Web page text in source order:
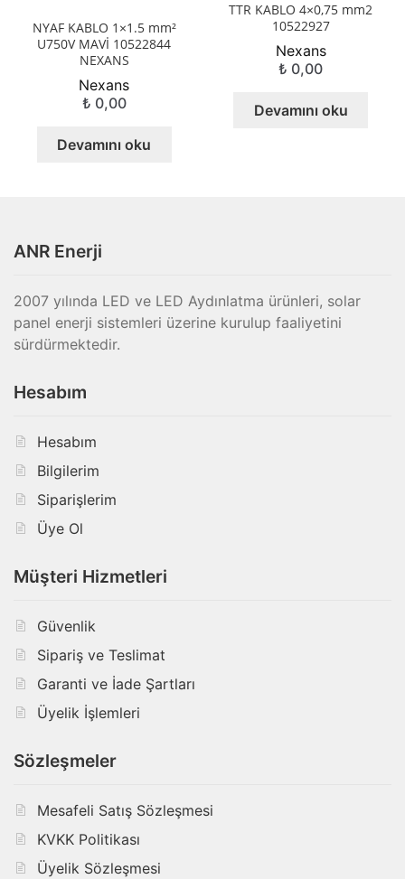
NYAF KABLO 1×1.5 mm²
U750V MAVİ 10522844
NEXANS
Nexans
₺ 0,00
Devamını oku
TTR KABLO 4×0,75 mm2
10522927
Nexans
₺ 0,00
Devamını oku
ANR Enerji
2007 yılında LED ve LED Aydınlatma ürünleri, solar
panel enerji sistemleri üzerine kurulup faaliyetini
sürdürmektedir.
Hesabım
Hesabım
Bilgilerim
Siparişlerim
Üye Ol
Müşteri Hizmetleri
Güvenlik
Sipariş ve Teslimat
Garanti ve İade Şartları
Üyelik İşlemleri
Sözleşmeler
Mesafeli Satış Sözleşmesi
KVKK Politikası
Üyelik Sözleşmesi